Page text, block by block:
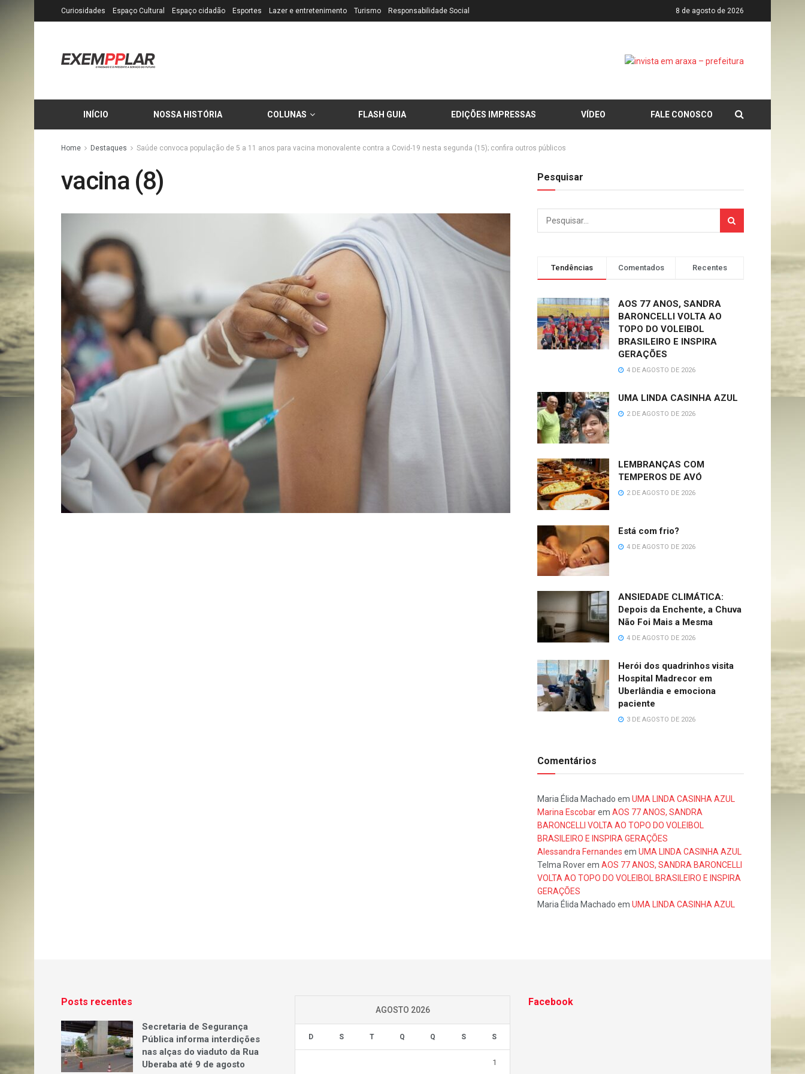
Curiosidades Espaço Cultural Espaço cidadão Esportes Lazer e entretenimento Turismo Responsabilidade Social 8 de agosto de 2026
INÍCIO NOSSA HISTÓRIA COLUNAS FLASH GUIA EDIÇÕES IMPRESSAS VÍDEO FALE CONOSCO
Home Destaques Saúde convoca população de 5 a 11 anos para vacina monovalente contra a Covid-19 nesta segunda (15); confira outros públicos
vacina (8) Pesquisar
Tendências Comentados Recentes
AOS 77 ANOS, SANDRA
BARONCELLI VOLTA AO
TOPO DO VOLEIBOL
BRASILEIRO E INSPIRA
GERAÇÕES
4 DE AGOSTO DE 2026
UMA LINDA CASINHA AZUL
2 DE AGOSTO DE 2026
LEMBRANÇAS COM
TEMPEROS DE AVÓ
2 DE AGOSTO DE 2026
Está com frio?
4 DE AGOSTO DE 2026
ANSIEDADE CLIMÁTICA:
Depois da Enchente, a Chuva
Não Foi Mais a Mesma
4 DE AGOSTO DE 2026
Herói dos quadrinhos visita
Hospital Madrecor em
Uberlândia e emociona
paciente
3 DE AGOSTO DE 2026
Comentários
Maria Élida Machado em UMA LINDA CASINHA AZUL
Marina Escobarem AOS 77 ANOS, SANDRA
BARONCELLI VOLTA AO TOPO DO VOLEIBOL
BRASILEIRO E INSPIRA GERAÇÕES
Alessandra Fernandes em UMA LINDA CASINHA AZUL
Telma Roverem AOS 77 ANOS, SANDRA BARONCELLI
VOLTA AO TOPO DO VOLEIBOL BRASILEIRO E INSPIRA
GERAÇÕES
Maria Élida Machado em UMA LINDA CASINHA AZUL
Posts recentes
Secretaria de Segurança
Pública informa interdições
nas alças do viaduto da Rua
Uberaba até 9 de agosto
AGOSTO 2026
D S T Q Q S S
1
Facebook